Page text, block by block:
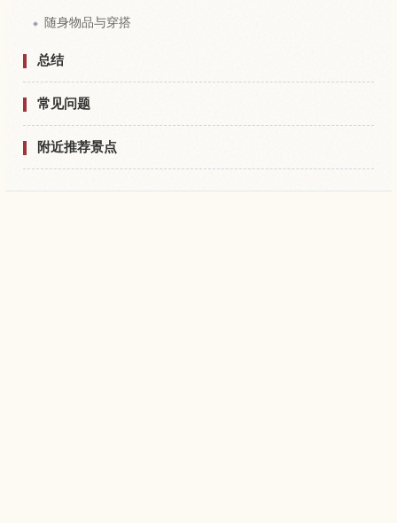
随身物品与穿搭
总结
常见问题
附近推荐景点